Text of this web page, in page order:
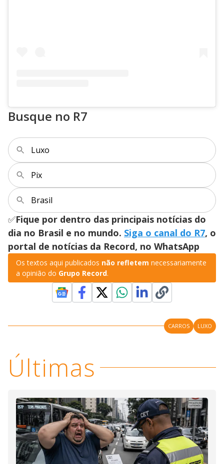
Busque no R7
Luxo
Pix
Brasil
✅Fique por dentro das principais notícias do
dia no Brasil e no mundo. Siga o canal do R7, o
portal de notícias da Record, no WhatsApp
Os textos aqui publicados não refletem necessariamente
a opinião do Grupo Record.
CARROS LUXO
Últimas